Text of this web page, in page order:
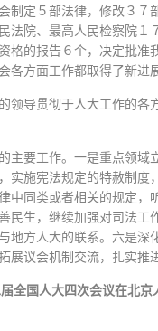
制定５部法律，修改３
法院、最高人民检察院
格的报告６个，决定批
方面工作都取得了新进
领导贯彻于人大工作的
主要工作。一是重点领
实施宪法规定的特赦制
中同类或者相关的规定，
民生，继续加强对司法
地方人大的联系。六是
展议会机制交流，扎实推
全国人大四次会议在北